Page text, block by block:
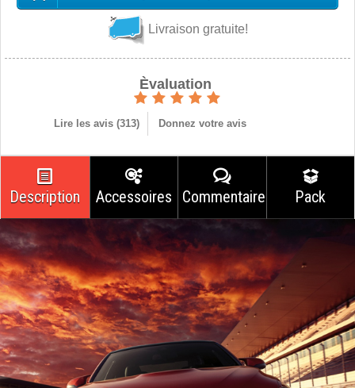
Livraison gratuite!
Èvaluation
Lire les avis (313) Donnez votre avis
Description Accessoires Commentaires Pack